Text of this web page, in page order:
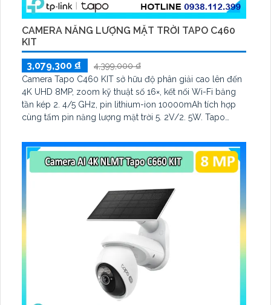
CAMERA NĂNG LƯỢNG MẶT TRỜI TAPO C460
KIT
3,079,300 ₫
4,399,000 ₫
Camera Tapo C460 KIT sở hữu độ phân giải cao lên đến
4K UHD 8MP, zoom kỹ thuật số 16×, kết nối Wi-Fi băng
tần kép 2. 4/5 GHz, pin lithium-ion 10000mAh tích hợp
cùng tấm pin năng lượng mặt trời 5. 2V/2. 5W. Tapo
biến Starlight, tầm nhìn lên đến 15 m